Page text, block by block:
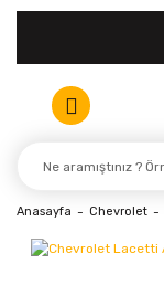
Anasayfa Chevrolet